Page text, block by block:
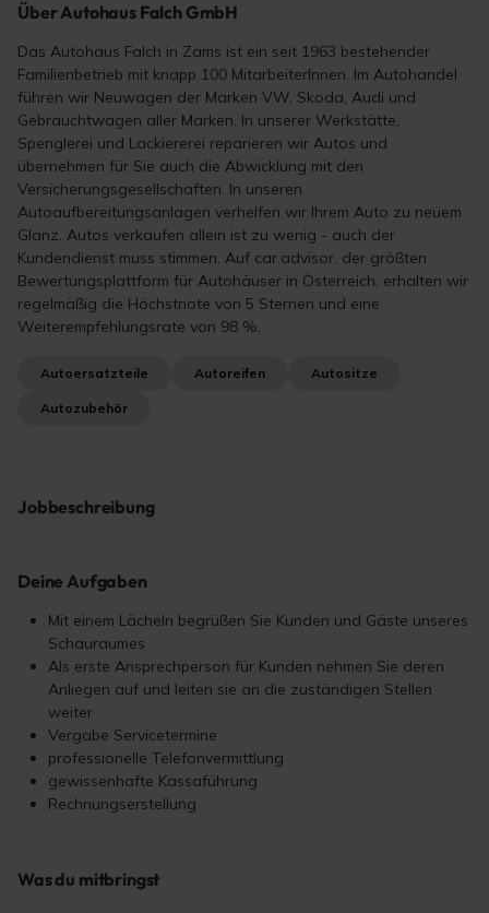
Über Autohaus Falch GmbH
Das Autohaus Falch in Zams ist ein seit 1963 bestehender
Familienbetrieb mit knapp 100 MitarbeiterInnen. Im Autohandel
führen wir Neuwagen der Marken VW, Skoda, Audi und
Gebrauchtwagen aller Marken. In unserer Werkstätte,
Spenglerei und Lackiererei reparieren wir Autos und
übernehmen für Sie auch die Abwicklung mit den
Versicherungsgesellschaften. In unseren
Autoaufbereitungsanlagen verhelfen wir Ihrem Auto zu neuem
Glanz. Autos verkaufen allein ist zu wenig - auch der
Kundendienst muss stimmen. Auf car.advisor, der größten
Bewertungsplattform für Autohäuser in Österreich, erhalten wir
regelmäßig die Höchstnote von 5 Sternen und eine
Weiterempfehlungsrate von 98 %.
Autoersatzteile Autoreifen Autositze
Autozubehör
Jobbeschreibung
Deine Aufgaben
Mit einem Lächeln begrüßen Sie Kunden und Gäste unseres
Schauraumes
Als erste Ansprechperson für Kunden nehmen Sie deren
Anliegen auf und leiten sie an die zuständigen Stellen
weiter
Vergabe Servicetermine
professionelle Telefonvermittlung
gewissenhafte Kassaführung
Rechnungserstellung
Was du mitbringst